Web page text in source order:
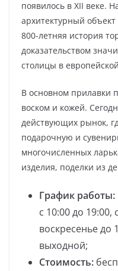
появилось в XII веке.
архитектурный
800-летняя история
доказательством
столицы в
В основном прилавки
воском и кожей.
действующих рынок,
подарочную и
многочисленных
изделия, поделки из
График работы:
с 10:00 до 19:00,
воскресенье до
выходной;
Стоимость: